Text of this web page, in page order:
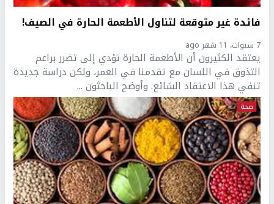
فائدة غير متوقعة لتناول الأطعمة الحارة في الصيف!
7 سنوات، 11 شهر ago
يعتقد الكثيرون أن الأطعمة الحارة تؤدي إلى تضرر براعم
التذوق في اللسان مع تقدمنا في العمر، ولكن دراسة جديدة
تنفي هذا الاعتقاد الشائع. وأوضح الباحثون ...
صحة